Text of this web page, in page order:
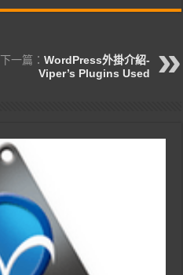
下一篇： WordPress外掛介紹-
Viper’s Plugins Used